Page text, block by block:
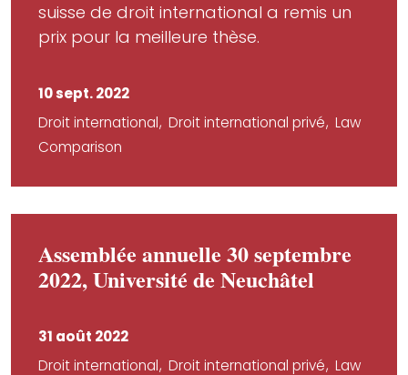
suisse de droit international a remis un
prix pour la meilleure thèse.
10 sept. 2022
Droit international Droit international privé Law
Comparison
Assemblée annuelle 30 septembre
2022, Université de Neuchâtel
31 août 2022
Droit international Droit international privé Law